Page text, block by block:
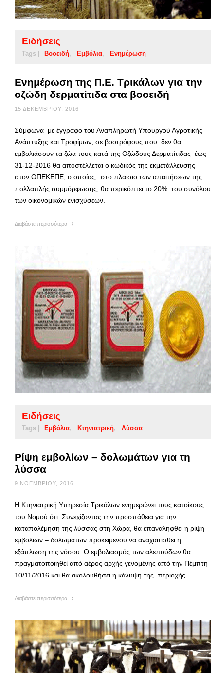
Ειδήσεις
Tags | Βοοειδή Εμβόλια Ενημέρωση
Ενημέρωση της Π.Ε. Τρικάλων για την
οζώδη δερματίτιδα στα βοοειδή
15 ΔΕΚΕΜΒΡΊΟΥ, 2016
Σύμφωνα με έγγραφο του Αναπληρωτή Υπουργού Αγροτικής
Ανάπτυξης και Τροφίμων, σε βοοτρόφους που δεν θα
εμβολιάσουν τα ζώα τους κατά της Οζώδους Δερματίτιδας έως
31-12-2016 θα αποστέλλεται ο κωδικός της εκμετάλλευσης
στον ΟΠΕΚΕΠΕ, ο οποίος, στο πλαίσιο των απαιτήσεων της
πολλαπλής συμμόρφωσης, θα περικόπτει το 20% του συνόλου
των οικονομικών ενισχύσεων.
Διαβάστε περισσότερα
Ειδήσεις
Tags | Εμβόλια Κτηνιατρική Λύσσα
Ρίψη εμβολίων – δολωμάτων για τη
λύσσα
9 ΝΟΕΜΒΡΊΟΥ, 2016
Η Κτηνιατρική Υπηρεσία Τρικάλων ενημερώνει τους κατοίκους
του Νομού ότι: Συνεχίζοντας την προσπάθεια για την
καταπολέμηση της λύσσας στη Χώρα, θα επαναληφθεί η ρίψη
εμβολίων – δολωμάτων προκειμένου να αναχαιτισθεί η
εξάπλωση της νόσου. Ο εμβολιασμός των αλεπούδων θα
πραγματοποιηθεί από αέρος αρχής γενομένης από την Πέμπτη
10/11/2016 και θα ακολουθήσει η κάλυψη της περιοχής …
Διαβάστε περισσότερα